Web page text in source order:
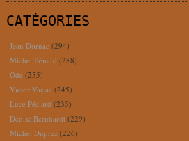
CATÉGORIES
Jean Dornac (294)
Michel Bénard (288)
Ode (255)
Victor Varjac (245)
Luce Péclard (235)
Denise Bernhardt (229)
Michel Duprez (226)